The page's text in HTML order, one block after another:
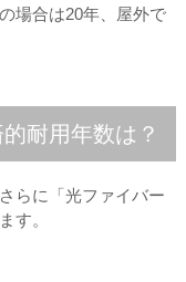
場合は20年、屋外で
耐用年数は？
らに「光ファイバー
す。